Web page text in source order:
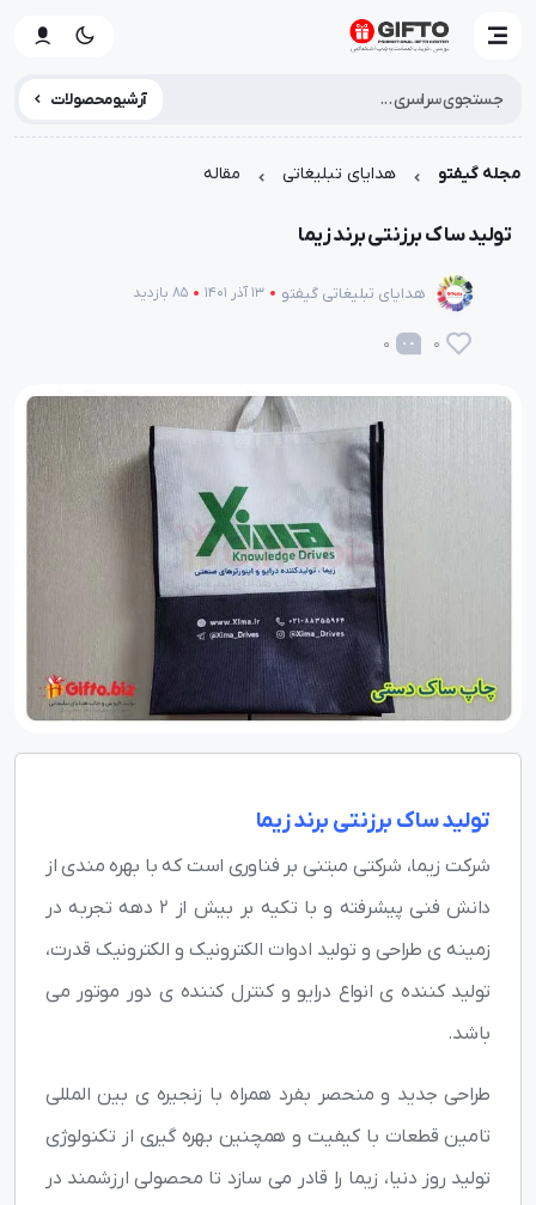
آرشیو محصولات
مجله گیفتو هدایای تبلیغاتی مقاله
تولید ساک برزنتی برند زیما
هدایای تبلیغاتی گیفتو 13 آذر 1401 85 بازدید
0
0
تولید ساک برزنتی برند زیما
شرکت زیما، شرکتی مبتنی بر فناوری است که با بهره مندی از
دانش فنی پیشرفته و با تکیه بر بیش از ۲ دهه تجربه در
زمینه ی طراحی و تولید ادوات الکترونیک و الکترونیک قدرت،
تولید کننده ی انواع درایو و کنترل کننده ی دور موتور می
باشد.
طراحی جدید و منحصر بفرد همراه با زنجیره ی بین المللی
تامین قطعات با کیفیت و همچنین بهره گیری از تکنولوژی
تولید روز دنیا، زیما را قادر می سازد تا محصولی ارزشمند در